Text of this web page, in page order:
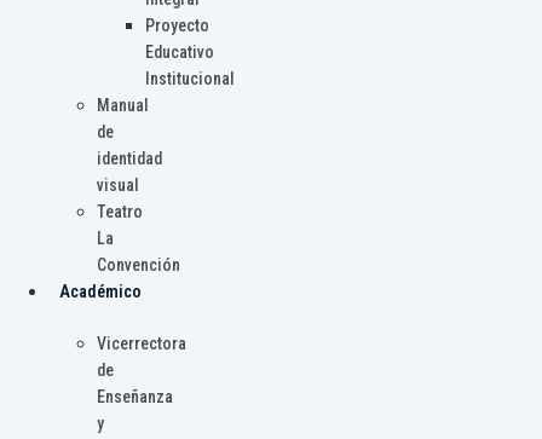
Proyecto
Educativo
Institucional
Manual
de
identidad
visual
Teatro
La
Convención
Académico
Vicerrectora
de
Enseñanza
y